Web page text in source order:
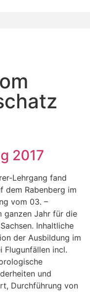
2017
Lehrgang fand
dem Rabenberg im
vom 03. –
ganzen Jahr für die
Inhaltliche
der Ausbildung im
Flugunfällen incl.
und
Durchführung von